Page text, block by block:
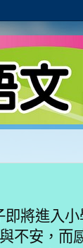
將進入
不安，而